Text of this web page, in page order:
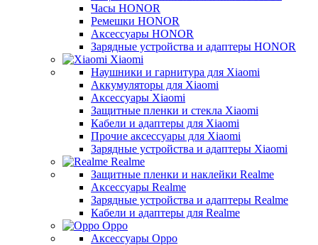
Часы HONOR
Ремешки HONOR
Аксессуары HONOR
Зарядные устройства и адаптеры HONOR
Xiaomi
Наушники и гарнитура для Xiaomi
Аккумуляторы для Xiaomi
Аксессуары Xiaomi
Защитные пленки и стекла Xiaomi
Кабели и адаптеры для Xiaomi
Прочие аксессуары для Xiaomi
Зарядные устройства и адаптеры Xiaomi
Realme
Защитные пленки и наклейки Realme
Аксессуары Realme
Зарядные устройства и адаптеры Realme
Кабели и адаптеры для Realme
Oppo
Аксессуары Oppo